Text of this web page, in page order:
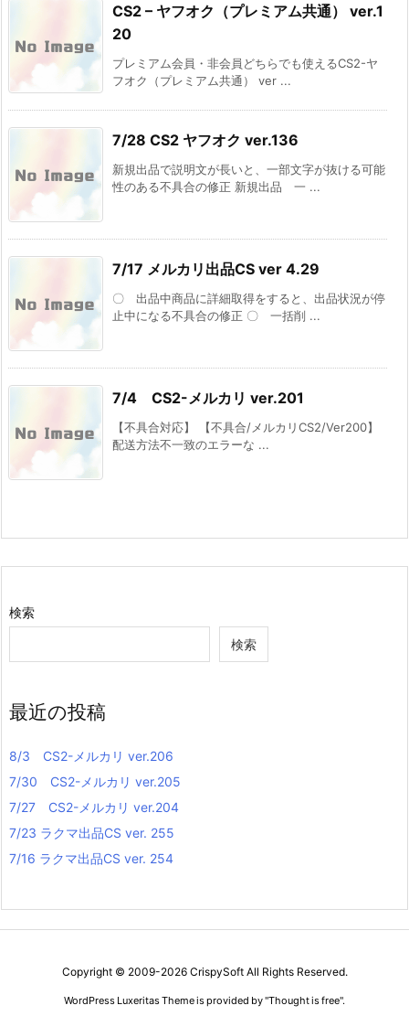
CS2 – ヤフオク（プレミアム共通） ver.1
20
プレミアム会員・非会員どちらでも使えるCS2-ヤ
フオク（プレミアム共通） ver ...
7/28 CS2 ヤフオク ver.136
新規出品で説明文が長いと、一部文字が抜ける可能
性のある不具合の修正 新規出品 一 ...
7/17 メルカリ出品CS ver 4.29
〇 出品中商品に詳細取得をすると、出品状況が停
止中になる不具合の修正 〇 一括削 ...
7/4 CS2-メルカリ ver.201
【不具合対応】 【不具合/メルカリCS2/Ver200】
配送方法不一致のエラーな ...
検索
検索
最近の投稿
8/3 CS2-メルカリ ver.206
7/30 CS2-メルカリ ver.205
7/27 CS2-メルカリ ver.204
7/23 ラクマ出品CS ver. 255
7/16 ラクマ出品CS ver. 254
Copyright © 2009-2026 CrispySoftAll Rights Reserved.
WordPress Luxeritas Theme is provided by "Thought is free".